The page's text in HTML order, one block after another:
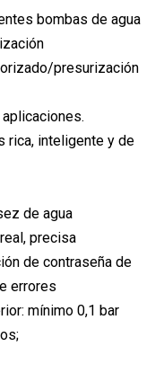
bombas de agua
presurización
rica, inteligente y de
de agua
precisa
de contraseña de
errores
mínimo 0,1 bar